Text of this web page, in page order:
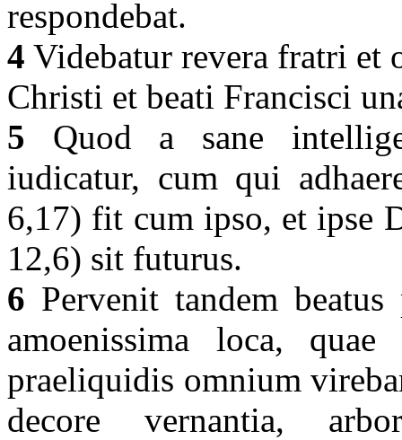
respondebat.
4 Videbatur revera fratri et
Christi et beati Francisci
5 Quod a sane
iudicatur, cum qui
6,17) fit cum ipso, et ipse
12,6) sit futurus.
6 Pervenit tandem
amoenissima loca,
praeliquidis omnium
decore vernantia,